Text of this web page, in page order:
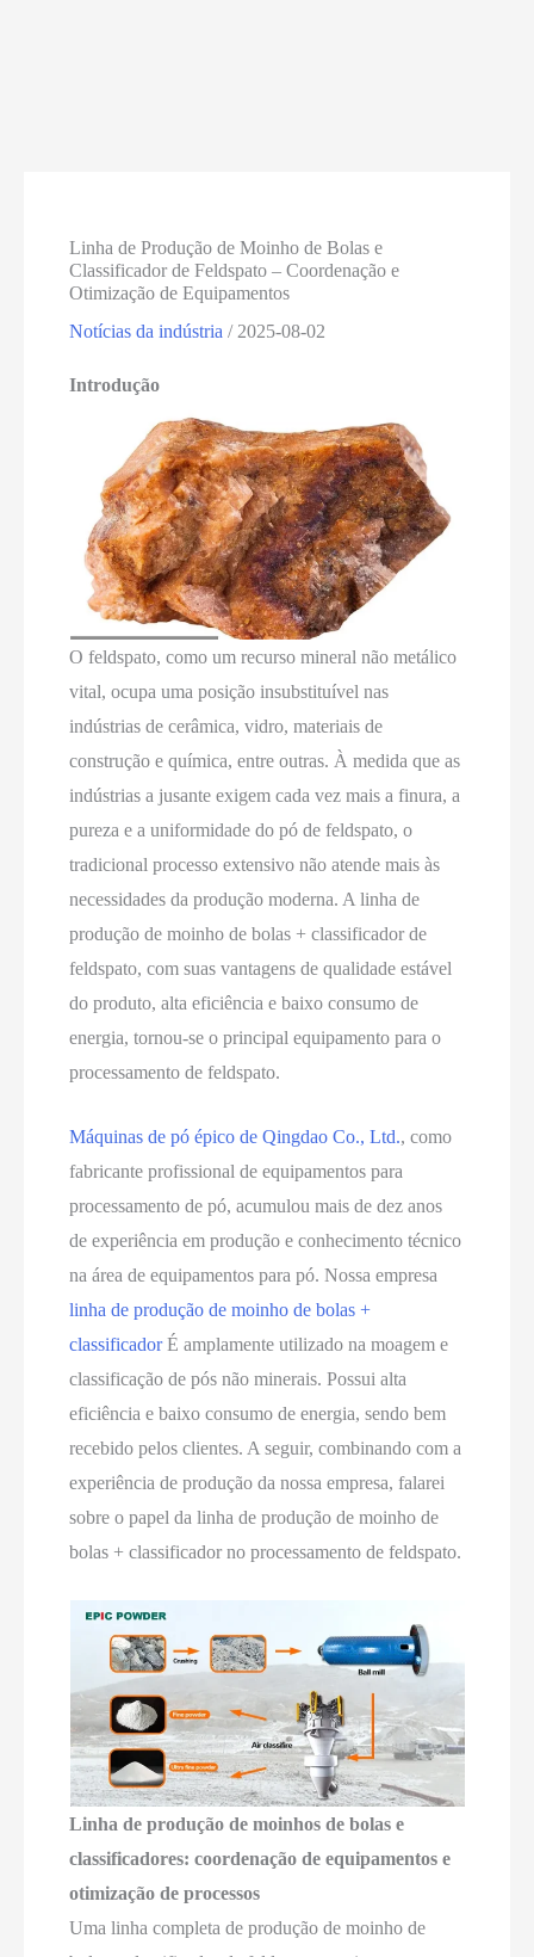
Linha de Produção de Moinho de Bolas e
Classificador de Feldspato – Coordenação e
Otimização de Equipamentos
Notícias da indústria / 2025-08-02
Introdução
O feldspato, como um recurso mineral não metálico
vital, ocupa uma posição insubstituível nas
indústrias de cerâmica, vidro, materiais de
construção e química, entre outras. À medida que as
indústrias a jusante exigem cada vez mais a finura, a
pureza e a uniformidade do pó de feldspato, o
tradicional processo extensivo não atende mais às
necessidades da produção moderna. A linha de
produção de moinho de bolas + classificador de
feldspato, com suas vantagens de qualidade estável
do produto, alta eficiência e baixo consumo de
energia, tornou-se o principal equipamento para o
processamento de feldspato.
Máquinas de pó épico de Qingdao Co., Ltd., como
fabricante profissional de equipamentos para
processamento de pó, acumulou mais de dez anos
de experiência em produção e conhecimento técnico
na área de equipamentos para pó. Nossa empresa
linha de produção de moinho de bolas +
classificadorÉ amplamente utilizado na moagem e
classificação de pós não minerais. Possui alta
eficiência e baixo consumo de energia, sendo bem
recebido pelos clientes. A seguir, combinando com a
experiência de produção da nossa empresa, falarei
sobre o papel da linha de produção de moinho de
bolas + classificador no processamento de feldspato.
Linha de produção de moinhos de bolas e
classificadores: coordenação de equipamentos e
otimização de processos
Uma linha completa de produção de moinho de